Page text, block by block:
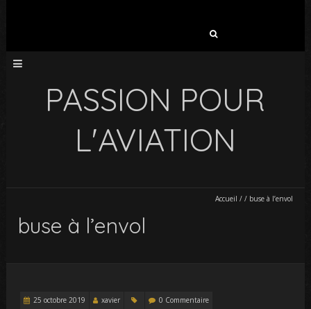
PASSION POUR
L'AVIATION
Accueil / / buse à l’envol
buse à l’envol
25 octobre 2019 xavier 0 Commentaire